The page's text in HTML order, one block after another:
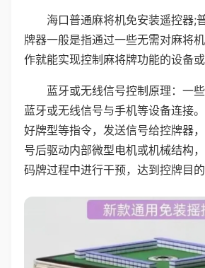
海口普通麻将机免安装遥控器;
牌器一般是指通过一些无需对麻将
作就能实现控制麻将牌功能的设备或
蓝牙或无线信号控制原理：一
蓝牙或无线信号与手机等设备连接
好牌型等指令，发送信号给控牌器
号后驱动内部微型电机或机械结构，
码牌过程中进行干预，达到控牌目的